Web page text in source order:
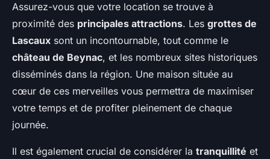
Assurez-vous que votre location se trouve à
proximité des principales attractions. Les grottes de
Lascaux sont un incontournable, tout comme le
château de Beynac, et les nombreux sites historiques
disséminés dans la région. Une maison située au
cœur de ces merveilles vous permettra de maximiser
votre temps et de profiter pleinement de chaque
journée.
Il est également crucial de considérer la tranquillité et